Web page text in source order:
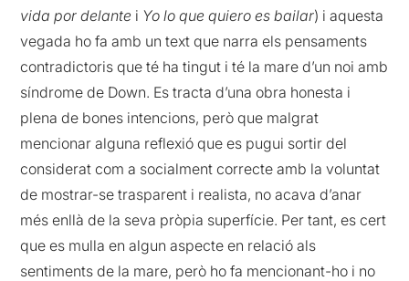
vida por delante i Yo lo que quiero es bailar) i aquesta
vegada ho fa amb un text que narra els pensaments
contradictoris que té ha tingut i té la mare d’un noi amb
síndrome de Down. Es tracta d’una obra honesta i
plena de bones intencions, però que malgrat
mencionar alguna reflexió que es pugui sortir del
considerat com a socialment correcte amb la voluntat
de mostrar-se trasparent i realista, no acava d’anar
més enllà de la seva pròpia superfície. Per tant, es cert
que es mulla en algun aspecte en relació als
sentiments de la mare, però ho fa mencionant-ho i no